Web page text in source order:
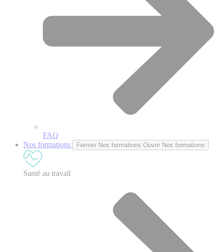
FAQ
Nos formations
Fermer Nos formations Ouvrir Nos formations
Santé au travail